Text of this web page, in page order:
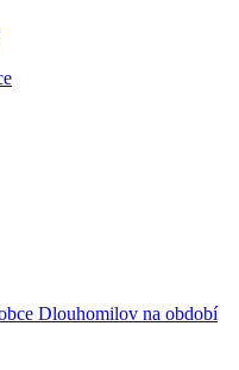
Dlouhomilov na období